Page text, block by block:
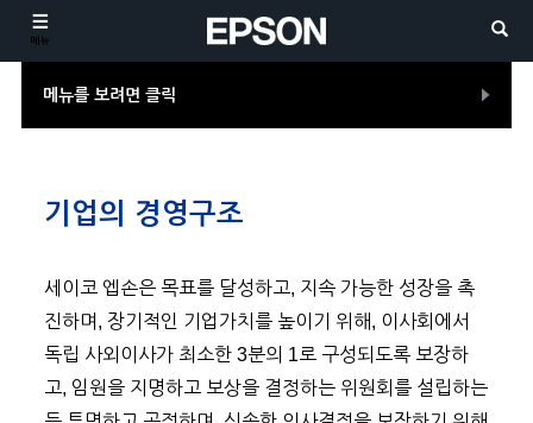
메뉴
메뉴를 보려면 클릭
기업의 경영구조
세이코 엡손은 목표를 달성하고, 지속 가능한 성장을 촉
진하며, 장기적인 기업가치를 높이기 위해, 이사회에서
독립 사외이사가 최소한 3분의 1로 구성되도록 보장하
고, 임원을 지명하고 보상을 결정하는 위원회를 설립하는